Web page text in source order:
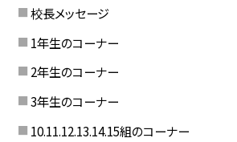
校長メッセージ
1年生のコーナー
2年生のコーナー
3年生のコーナー
10.11.12.13.14.15組のコーナー